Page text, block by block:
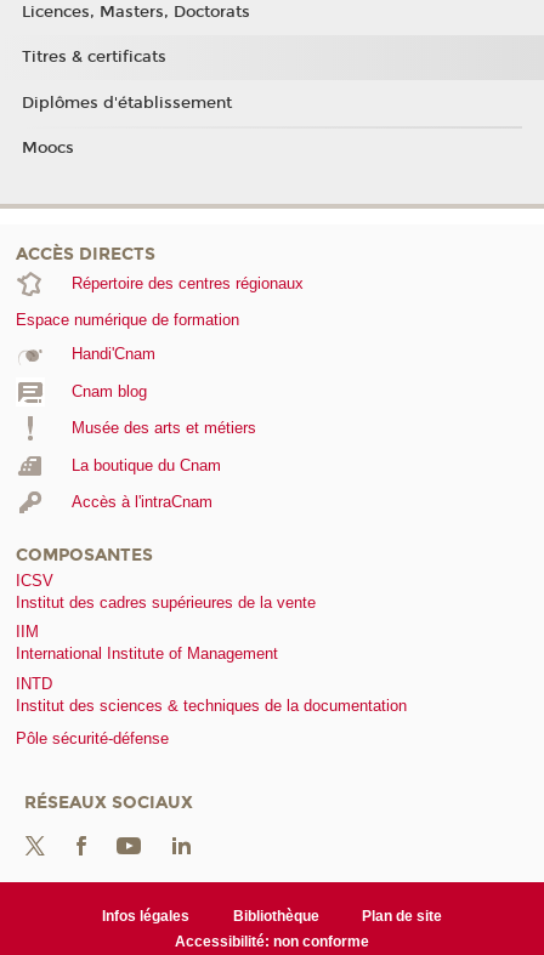
Licences, Masters, Doctorats
Titres & certificats
Diplômes d'établissement
Moocs
ACCÈS DIRECTS
Répertoire des centres régionaux
Espace numérique de formation
Handi'Cnam
Cnam blog
Musée des arts et métiers
La boutique du Cnam
Accès à l'intraCnam
COMPOSANTES
ICSV
Institut des cadres supérieures de la vente
IIM
International Institute of Management
INTD
Institut des sciences & techniques de la documentation
Pôle sécurité-défense
RÉSEAUX SOCIAUX
Infos légales Bibliothèque
Plan de site
Accessibilité: non conforme